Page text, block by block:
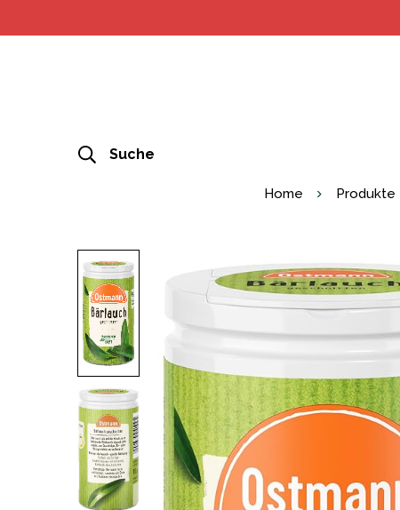
Suche
Home Produkte